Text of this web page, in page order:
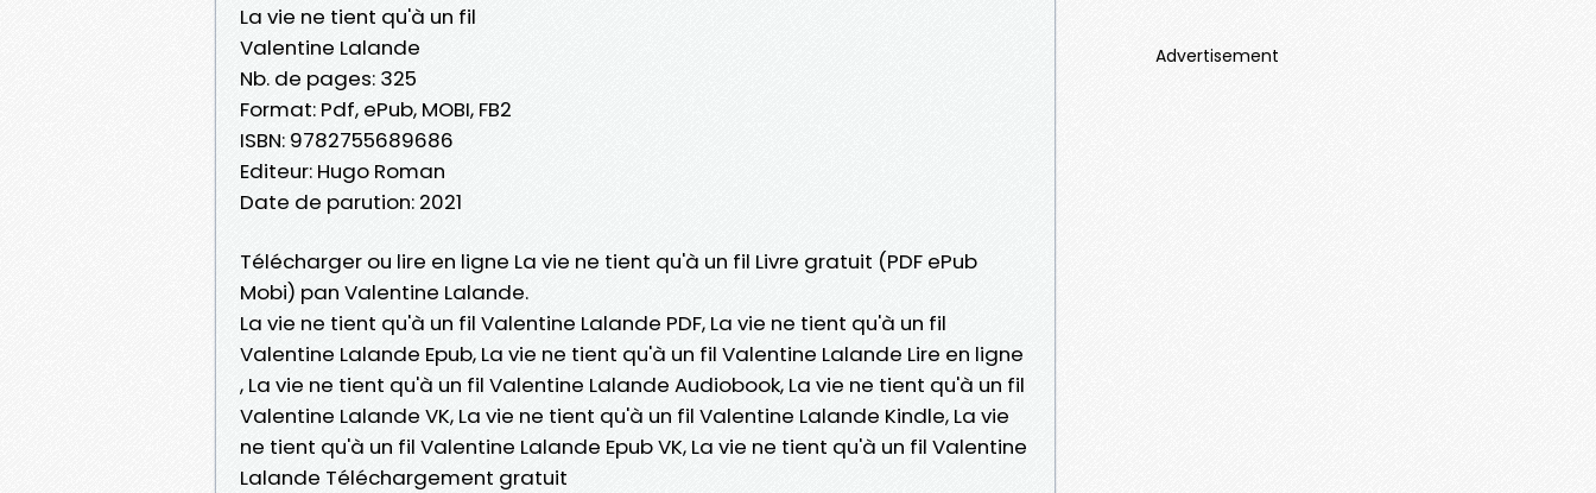
La vie ne tient qu'à un fil
Valentine Lalande
Nb. de pages: 325
Format: Pdf, ePub, MOBI, FB2
ISBN: 9782755689686
Editeur: Hugo Roman
Date de parution: 2021
Télécharger ou lire en ligne La vie ne tient qu'à un fil Livre gratuit (PDF ePub
Mobi) pan Valentine Lalande.
La vie ne tient qu'à un fil Valentine Lalande PDF, La vie ne tient qu'à un fil
Valentine Lalande Epub, La vie ne tient qu'à un fil Valentine Lalande Lire en ligne
, La vie ne tient qu'à un fil Valentine Lalande Audiobook, La vie ne tient qu'à un fil
Valentine Lalande VK, La vie ne tient qu'à un fil Valentine Lalande Kindle, La vie
ne tient qu'à un fil Valentine Lalande Epub VK, La vie ne tient qu'à un fil Valentine
Lalande Téléchargement gratuit
Advertisement